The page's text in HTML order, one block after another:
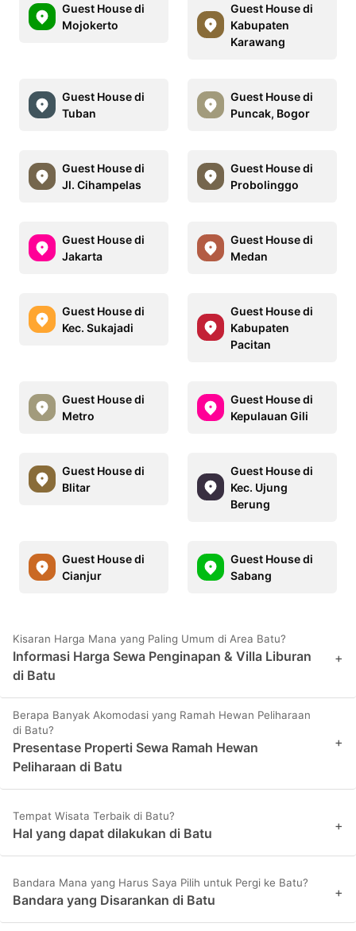
Guest House di
Mojokerto
Guest House di
Kabupaten
Karawang
Guest House di
Tuban
Guest House di
Puncak, Bogor
Guest House di
Jl. Cihampelas
Guest House di
Probolinggo
Guest House di
Jakarta
Guest House di
Medan
Guest House di
Kec. Sukajadi
Guest House di
Kabupaten
Pacitan
Guest House di
Metro
Guest House di
Kepulauan Gili
Guest House di
Blitar
Guest House di
Kec. Ujung
Berung
Guest House di
Cianjur
Guest House di
Sabang
Kisaran Harga Mana yang Paling Umum di Area Batu?
Informasi Harga Sewa Penginapan & Villa Liburan
di Batu
+
Berapa Banyak Akomodasi yang Ramah Hewan Peliharaan
di Batu?
Presentase Properti Sewa Ramah Hewan
Peliharaan di Batu
+
Tempat Wisata Terbaik di Batu?
Hal yang dapat dilakukan di Batu +
Bandara Mana yang Harus Saya Pilih untuk Pergi ke Batu?
Bandara yang Disarankan di Batu +